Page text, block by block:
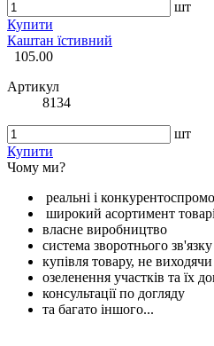
шт
Купити
Каштан їстивний
105.00
Артикул
8134
шт
Купити
Чому ми?
реальні і
широкий асортимент
власне виробництво
система зворотнього зв'язку
купівля товару, не
озеленення участків та їх
консультації по догляду
та багато іншого...